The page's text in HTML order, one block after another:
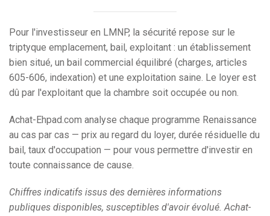
Pour l'investisseur en LMNP, la sécurité repose sur le
triptyque emplacement, bail, exploitant : un établissement
bien situé, un bail commercial équilibré (charges, articles
605-606, indexation) et une exploitation saine. Le loyer est
dû par l'exploitant que la chambre soit occupée ou non.
Achat-Ehpad.com analyse chaque programme Renaissance
au cas par cas — prix au regard du loyer, durée résiduelle du
bail, taux d'occupation — pour vous permettre d'investir en
toute connaissance de cause.
Chiffres indicatifs issus des dernières informations
publiques disponibles, susceptibles d'avoir évolué. Achat-